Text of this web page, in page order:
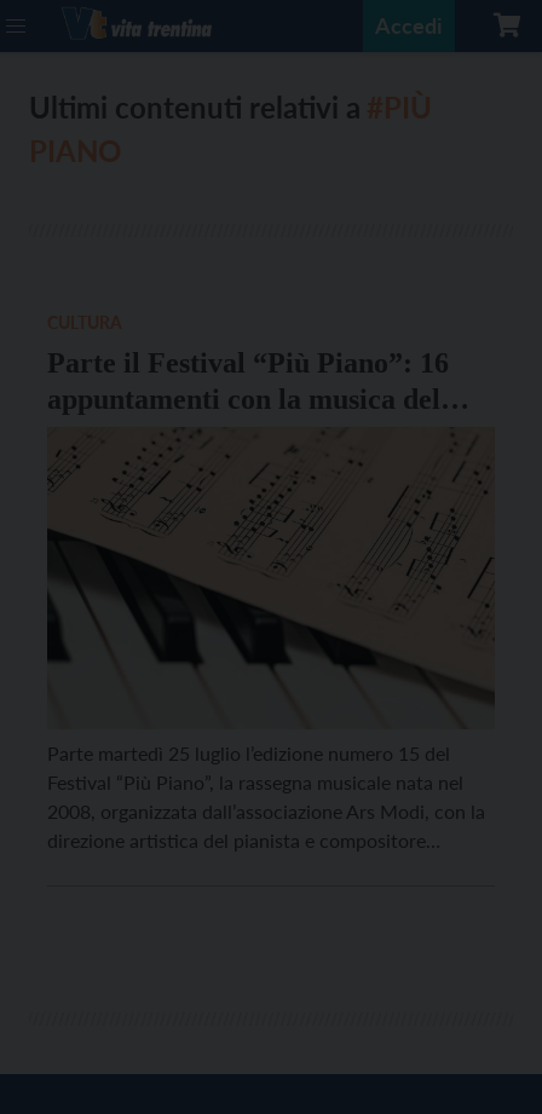
Accedi
Ultimi contenuti relativi a
Parte il Festival “Più Piano”: 16
appuntamenti con la musica del
pianoforte
Parte martedì 25 luglio l’edizione numero 15 del
Festival “Più Piano”, la rassegna musicale nata nel
2008, organizzata dall’associazione Ars Modi, con la
direzione artistica del pianista e compositore